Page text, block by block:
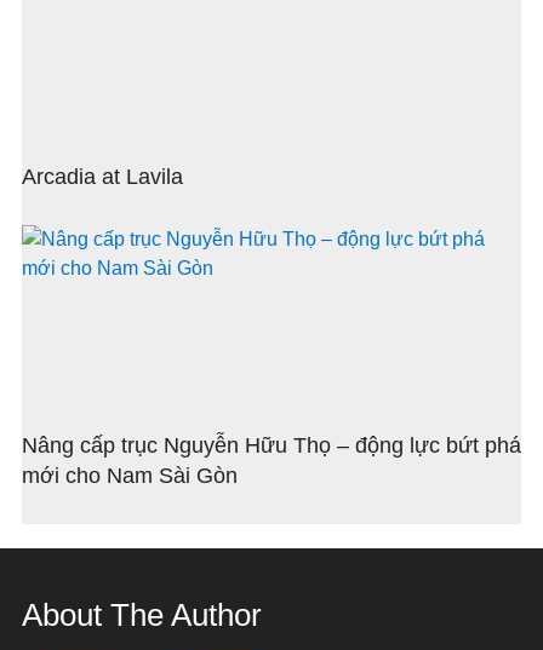
Arcadia at Lavila
Nâng cấp trục Nguyễn Hữu Thọ – động lực bứt phá
mới cho Nam Sài Gòn
About The Author